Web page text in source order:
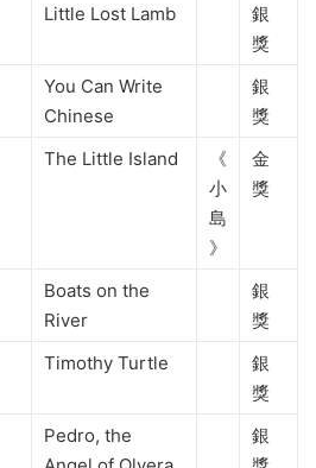
Little Lost Lamb
銀
獎
You Can Write
Chinese
銀
獎
The Little Island
《
小
島
》
金
獎
Boats on the
River
銀
獎
Timothy Turtle
銀
獎
Pedro, the
銀